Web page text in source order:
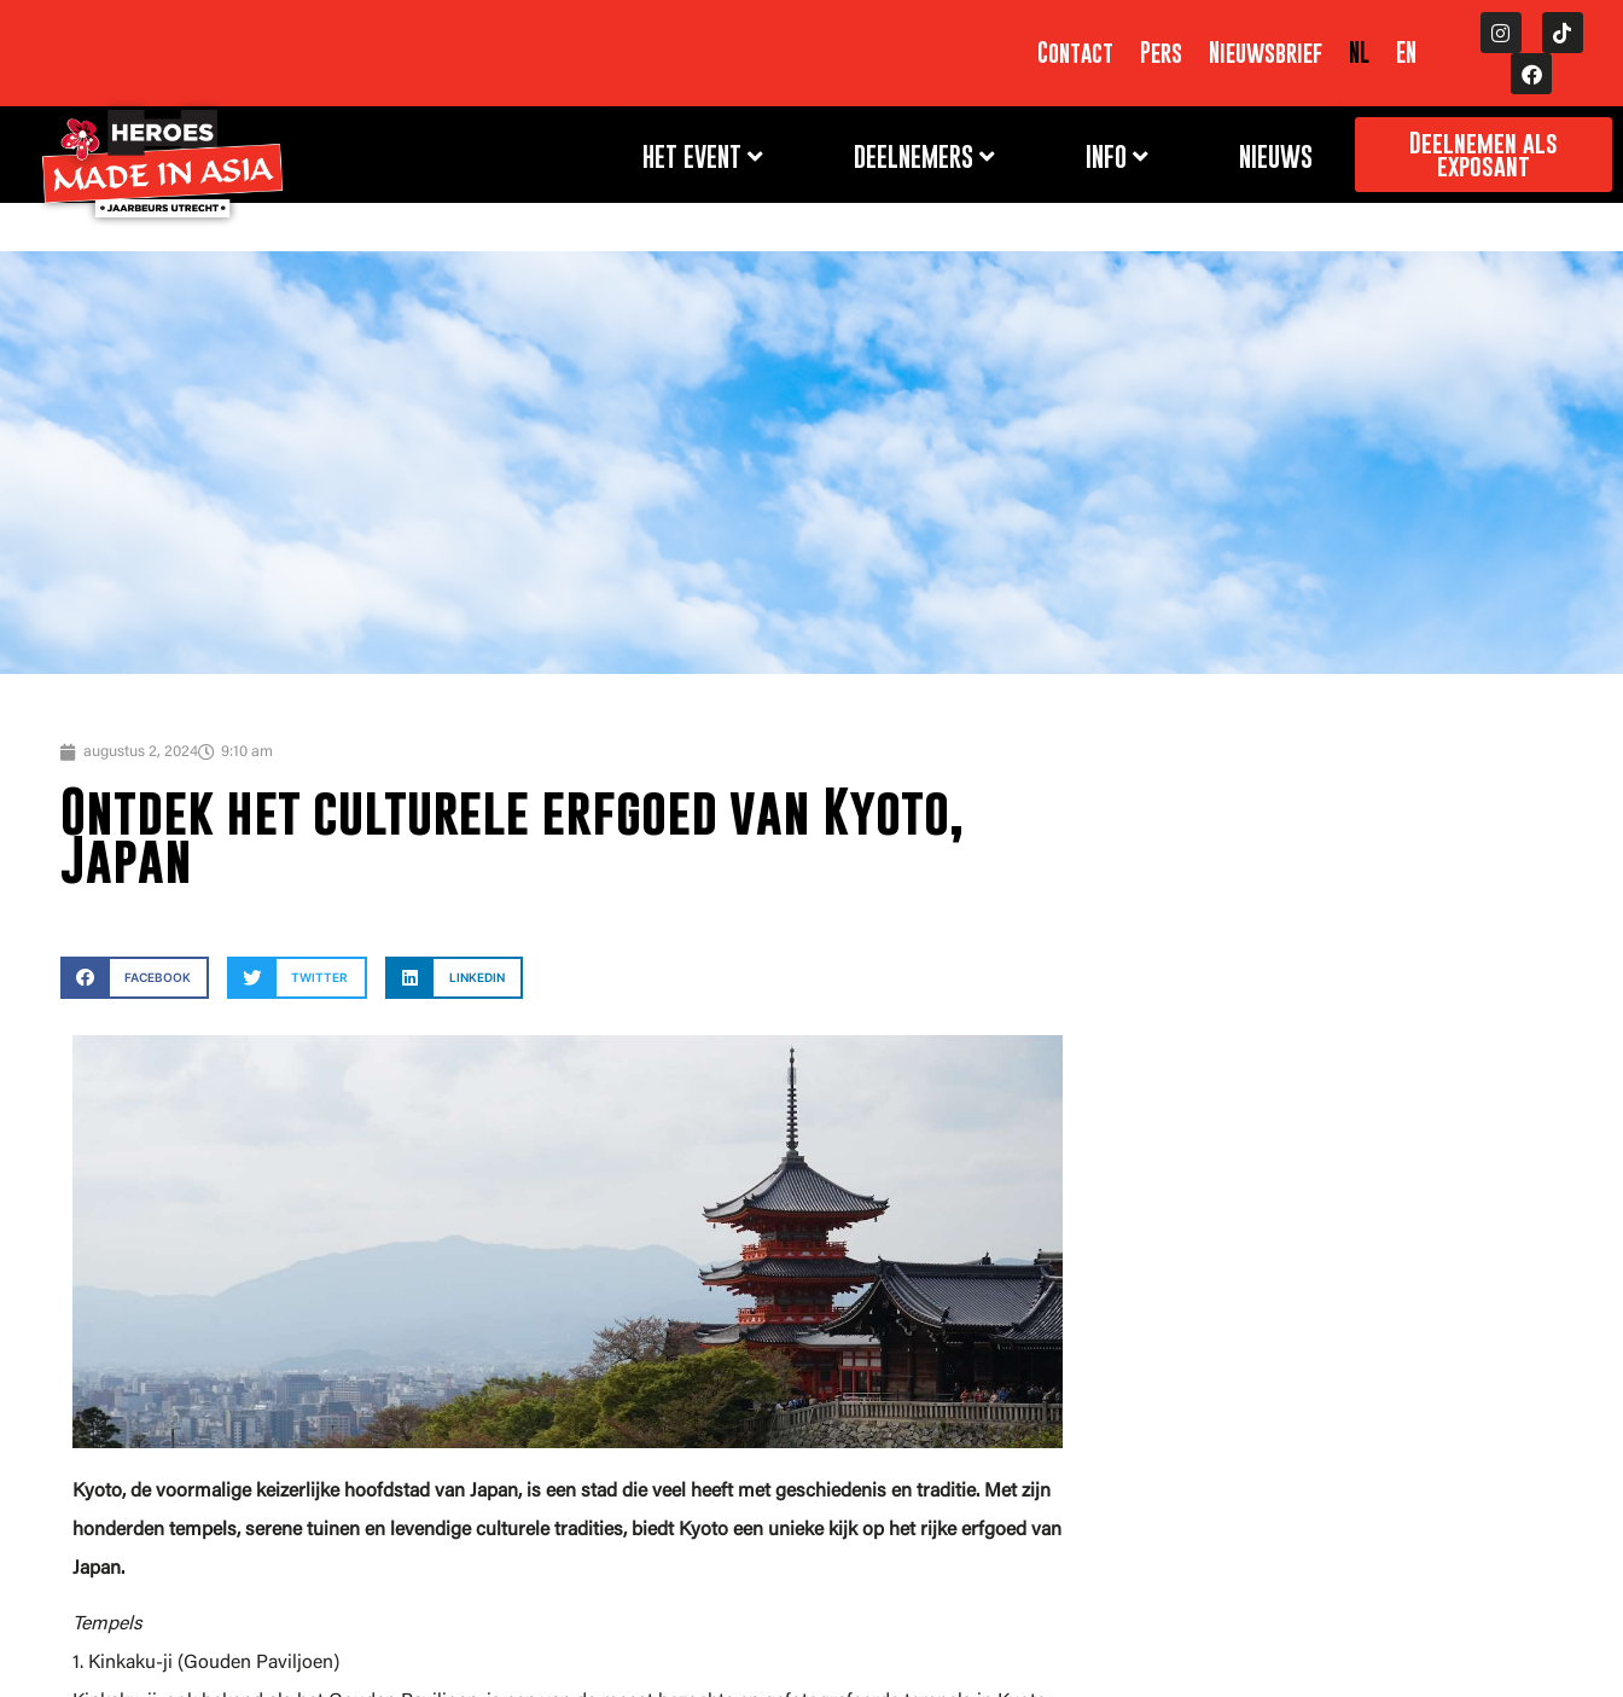
Contact Pers Nieuwsbrief NL EN
HET EVENT DEELNEMERS INFO NIEUWS Deelnemen als
exposant
augustus 2, 2024 9:10 am
Ontdek het culturele erfgoed van Kyoto,
Japan
FACEBOOK TWITTER LINKEDIN
Kyoto, de voormalige keizerlijke hoofdstad van Japan, is een stad die veel heeft met geschiedenis en traditie. Met zijn
honderden tempels, serene tuinen en levendige culturele tradities, biedt Kyoto een unieke kijk op het rijke erfgoed van
Japan.
Tempels
1. Kinkaku-ji (Gouden Paviljoen)